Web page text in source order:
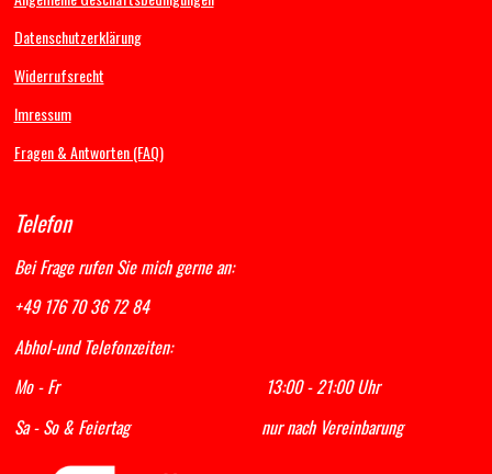
o
r
m
e
Datenschutzerklärung
Widerrufsrecht
Imressum
Fragen & Antworten (FAQ)
Telefon
Bei Frage rufen Sie mich gerne an:
+49 176 70 36 72 84
Abhol-und Telefonzeiten:
Mo - Fr 13:00 - 21:00 Uhr
Sa - So & Feiertag nur nach Vereinbarung